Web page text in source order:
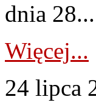
dnia 28...
Więcej...
24 lipca